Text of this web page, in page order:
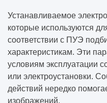
Устанавливаемое
которые используются
соответствии с ПУЭ
характеристикам. Эти
условиям эксплуатации
или электроустановки.
действий нередко
изображений.